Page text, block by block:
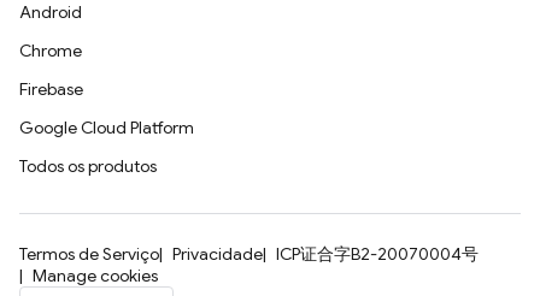
Android
Chrome
Firebase
Google Cloud Platform
Todos os produtos
Termos de Serviço Privacidade
ICP证合字B2-20070004号
Manage cookies